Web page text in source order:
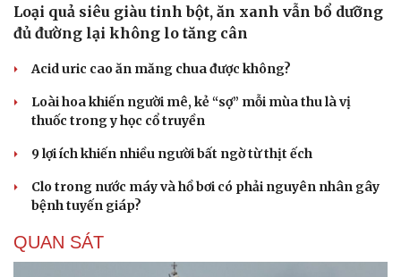
Loại quả siêu giàu tinh bột, ăn xanh vẫn bổ dưỡng
đủ đường lại không lo tăng cân
Acid uric cao ăn măng chua được không?
Loài hoa khiến người mê, kẻ “sợ” mỗi mùa thu là vị
thuốc trong y học cổ truyền
9 lợi ích khiến nhiều người bất ngờ từ thịt ếch
Clo trong nước máy và hồ bơi có phải nguyên nhân gây
bệnh tuyến giáp?
QUAN SÁT